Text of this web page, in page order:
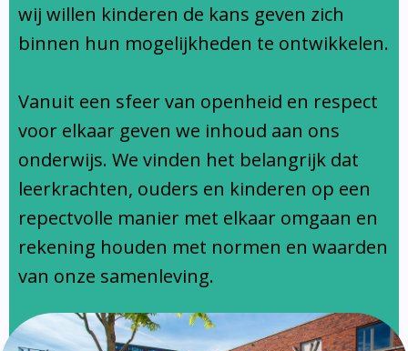
Ondersteuningsprofiel
wij willen kinderen de kans geven zich
binnen hun mogelijkheden te ontwikkelen.
Vanuit een sfeer van openheid en respect
voor elkaar geven we inhoud aan ons
onderwijs. We vinden het belangrijk dat
leerkrachten, ouders en kinderen op een
repectvolle manier met elkaar omgaan en
rekening houden met normen en waarden
van onze samenleving.